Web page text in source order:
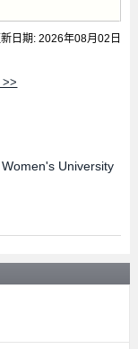
日期: 2026年08月02日
>>
University